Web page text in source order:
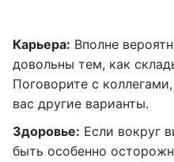
Карьера: Вполне
довольны тем, как
Поговорите с
вас другие варианты.
Здоровье: Если вокруг
быть особенно